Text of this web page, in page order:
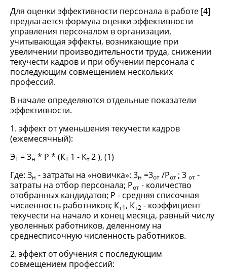
Для оценки эффективности персонала в работе [4]
предлагается формула оценки эффективности
управления персоналом в организации,
учитывающая эффекты, возникающие при
увеличении производительности труда, снижении
текучести кадров и при обучении персонала с
последующим совмещением нескольких
профессий.
В начале определяются отдельные показатели
эффективности.
1. эффект от уменьшения текучести кадров
(ежемесячный):
ЭТ = 3н * Р * (КТ 1 - Кт2 ), (1)
Где: Зн - затраты на «новичка»: 3н =3от /Рот ; 3 от -
затраты на отбор персонала; Рот - количество
отобранных кандидатов; Р - средняя списочная
численность работников; Кт1, Кт2 - коэффициент
текучести на начало и конец месяца, равный числу
уволенных работников, деленному на
среднесписочную численность работников.
2. эффект от обучения с последующим
совмещением профессий: